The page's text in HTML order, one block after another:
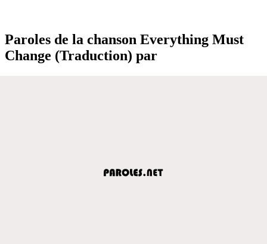
Paroles de la chanson Everything Must
Change (Traduction) par